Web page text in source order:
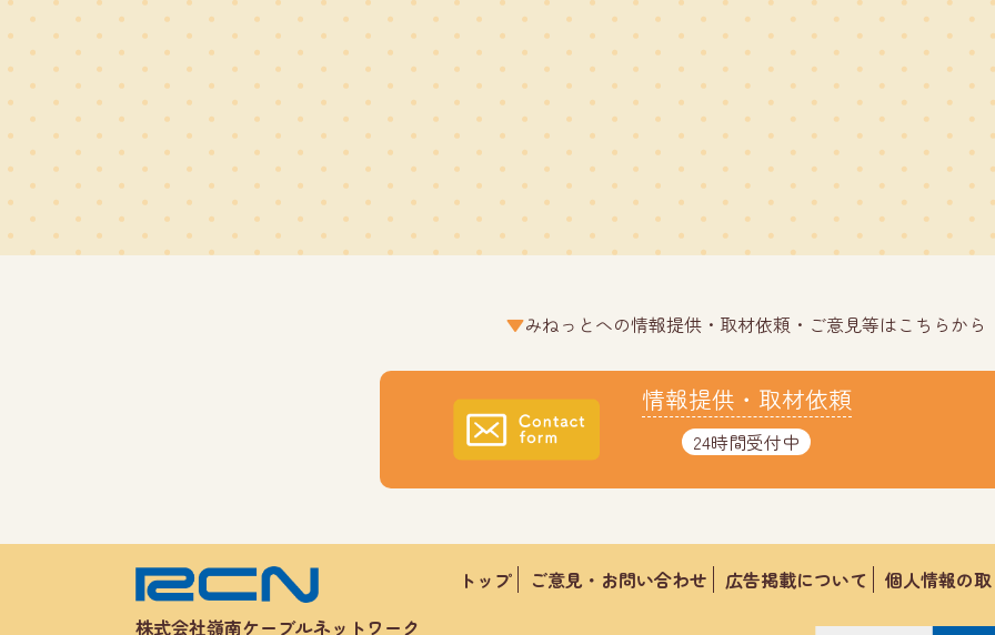
みねっとへの情報提供・取材依頼・ご意見等はこちらから
情報提供・取材依頼
24時間受付中
株式会社嶺南ケーブルネットワーク
トップ ご意見・お問い合わせ 広告掲載について 個人情報の